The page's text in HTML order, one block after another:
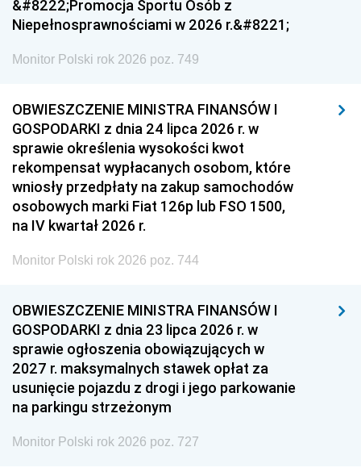
&#8222;Promocja Sportu Osób z
Niepełnosprawnościami w 2026 r.&#8221;
Monitor Polski rok 2026 poz. 749
OBWIESZCZENIE MINISTRA FINANSÓW I
GOSPODARKI z dnia 24 lipca 2026 r. w
sprawie określenia wysokości kwot
rekompensat wypłacanych osobom, które
wniosły przedpłaty na zakup samochodów
osobowych marki Fiat 126p lub FSO 1500,
na IV kwartał 2026 r.
Monitor Polski rok 2026 poz. 744
OBWIESZCZENIE MINISTRA FINANSÓW I
GOSPODARKI z dnia 23 lipca 2026 r. w
sprawie ogłoszenia obowiązujących w
2027 r. maksymalnych stawek opłat za
usunięcie pojazdu z drogi i jego parkowanie
na parkingu strzeżonym
Monitor Polski rok 2026 poz. 727